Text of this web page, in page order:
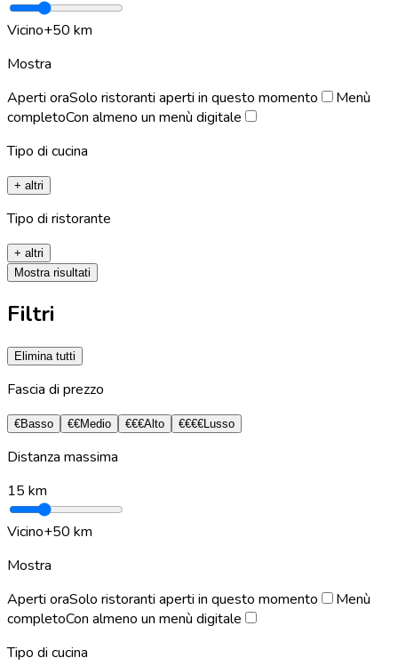
Vicino+50 km
Mostra
Aperti oraSolo ristoranti aperti in questo momento
Menù
completoCon almeno un menù digitale
Tipo di cucina
+ altri
Tipo di ristorante
+ altri
Mostra risultati
Filtri
Elimina tutti
Fascia di prezzo
€Basso €€Medio €€€Alto €€€€Lusso
Distanza massima
15 km
Vicino+50 km
Mostra
Aperti oraSolo ristoranti aperti in questo momento
Menù
completoCon almeno un menù digitale
Tipo di cucina